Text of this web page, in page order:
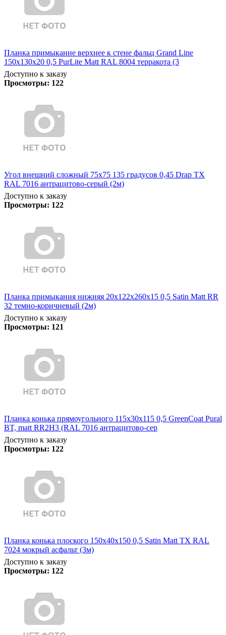
Планка примыкание верхнее к стене фальц Grand Line
150х130х20 0,5 PurLite Matt RAL 8004 терракота (3
Доступно к заказу
Просмотры: 122
Угол внешний сложный 75х75 135 градусов 0,45 Drap TX
RAL 7016 антрацитово-серый (2м)
Доступно к заказу
Просмотры: 122
Планка примыкания нижняя 20х122х260х15 0,5 Satin Matt RR
32 темно-коричневый (2м)
Доступно к заказу
Просмотры: 121
Планка конька прямоугольного 115х30х115 0,5 GreenCoat Pural
BT, matt RR2Н3 (RAL 7016 антрацитово-сер
Доступно к заказу
Просмотры: 122
Планка конька плоского 150х40х150 0,5 Satin Matt TX RAL
7024 мокрый асфальт (3м)
Доступно к заказу
Просмотры: 122